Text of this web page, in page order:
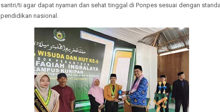
santri/ti agar dapat nyaman dan sehat tinggal di Ponpes sesuai dengan
pendidikan nasional.